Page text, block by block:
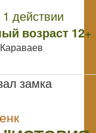
действии
возраст 12+
замка